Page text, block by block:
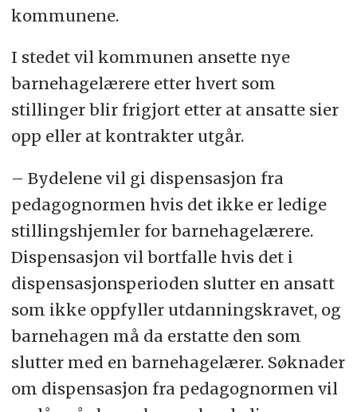
kommunene.
I stedet vil kommunen ansette nye
barnehagelærere etter hvert som
stillinger blir frigjort etter at ansatte sier
opp eller at kontrakter utgår.
– Bydelene vil gi dispensasjon fra
pedagognormen hvis det ikke er ledige
stillingshjemler for barnehagelærere.
Dispensasjon vil bortfalle hvis det i
dispensasjonsperioden slutter en ansatt
som ikke oppfyller utdanningskravet, og
barnehagen må da erstatte den som
slutter med en barnehagelærer. Søknader
om dispensasjon fra pedagognormen vil